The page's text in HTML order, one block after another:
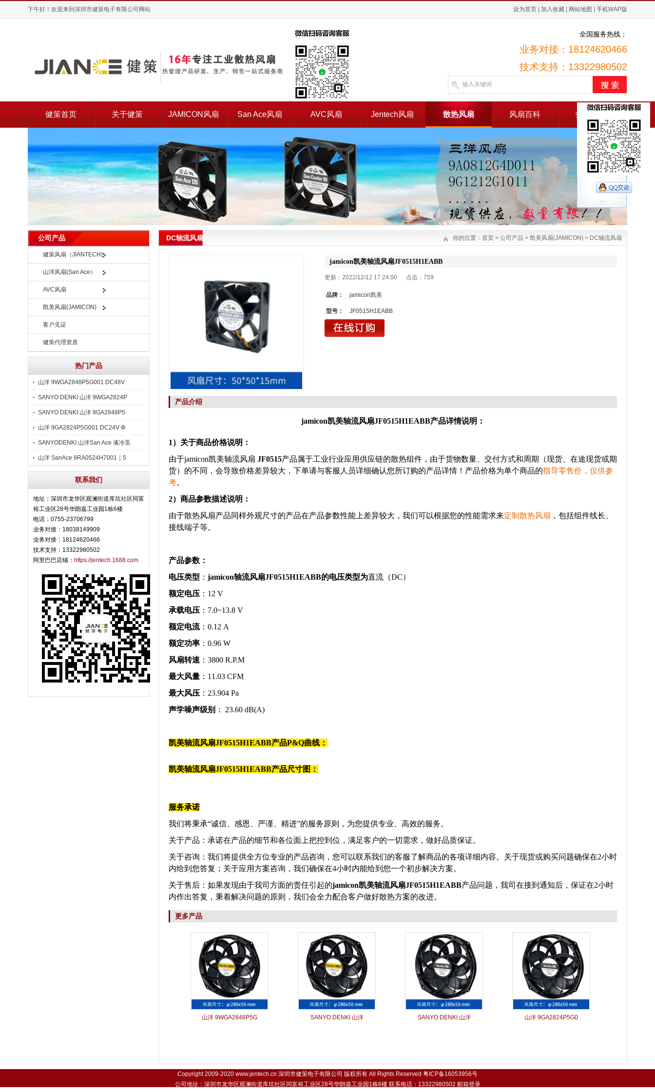
下午好！欢迎来到深圳市健策电子有限公司网站 设为首页 加入收藏 网站地图 手机WAP版
全国服务热线：
业务对接：18124620466
技术支持：13322980502
健策首页 关于健策 JAMICON风扇 San Ace风扇 AVC风扇 Jentech风扇 散热风扇 风扇百科 招贤纳士
1
公司产品
健策风扇（JIANTECH)
山洋风扇(San Ace）
AVC风扇
凯美风扇(JAMICON)
客户见证
健策代理资质
热门产品
山洋 9WGA2848P5G001 DC48V
SANYO DENKI 山洋 9WGA2824P
SANYO DENKI 山洋 9GA2848P5
山洋 9GA2824P5G001 DC24V Φ
SANYODENKI 山洋San Ace 液冷泵
山洋 SanAce 9RA0524H7001｜5
联系我们
地址：深圳市龙华区观澜街道库坑社区同富
裕工业区28号华朗嘉工业园1栋6楼
电话：0755-23706799
业务对接：18038149909
业务对接：18124620466
技术支持：13322980502
阿里巴巴店铺： https://jentech.1688.com
DC轴流风扇 你的位置： 首页 > 公司产品 > 凯美风扇(JAMICON) > DC轴流风扇
jamicon凯美轴流风扇JF0515H1EABB
更新：2022/12/12 17:24:00 点击： 759
品牌： jamicon凯美
型号： JF0515H1EABB
产品介绍
jamicon凯美轴流风扇JF0515H1EABB产品详情说明：
1）关于商品价格说明：
由于jamicon凯美轴流风扇 JF0515产品属于工业行业应用供应链的散热组件，由于货物数量、交付方式和周期（现货、在途现货或期
货）的不同，会导致价格差异较大，下单请与客服人员详细确认您所订购的产品详情！产品价格为单个商品的指导零售价，仅供参
考。
2）商品参数描述说明：
由于散热风扇产品同样外观尺寸的产品在产品参数性能上差异较大，我们可以根据您的性能需求来定制散热风扇 ，包括组件线长、
接线端子等。
产品参数：
电压类型 ： jamicon轴流风扇JF0515H1EABB的电压类型为直流（DC）
额定电压 ：12 V
承载电压 ：7.0~13.8 V
额定电流： 0.12 A
额定功率 ：0.96 W
风扇转速 ：3800 R.P.M
最大风量 ：11.03 CFM
最大风压 ：23.904 Pa
声学噪声级别 ： 23.60 dB(A)
凯美轴流风扇JF0515H1EABB产品P&Q曲线：
凯美轴流风扇JF0515H1EABB产品尺寸图：
服务承诺
我们将秉承“诚信、感恩、严谨、精进”的服务原则，为您提供专业、高效的服务。
关于产品：承诺在产品的细节和各位面上把控到位，满足客户的一切需求，做好品质保证。
关于咨询：我们将提供全方位专业的产品咨询，您可以联系我们的客服了解商品的各项详细内容。关于现货或购买问题确保在2小时
内给到您答复；关于应用方案咨询，我们确保在4小时内能给到您一个初步解决方案。
关于售后：如果发现由于我司方面的责任引起的jamicon凯美轴流风扇JF0515H1EABB产品问题，我司在接到通知后，保证在2小时
内作出答复，秉着解决问题的原则，我们会全力配合客户做好散热方案的改进。
更多产品
山洋 9WGA2848P5G SANYO DENKI 山洋 SANYO DENKI 山洋 山洋 9GA2824P5G0
Copyright 2009-2020 www.jentech.cn 深圳市健策电子有限公司 版权所有 All Rights Reserved 粤ICP备16053956号
公司地址：深圳市龙华区观澜街道库坑社区同富裕工业区28号华朗嘉工业园1栋6楼 联系电话：13322980502 邮箱登录